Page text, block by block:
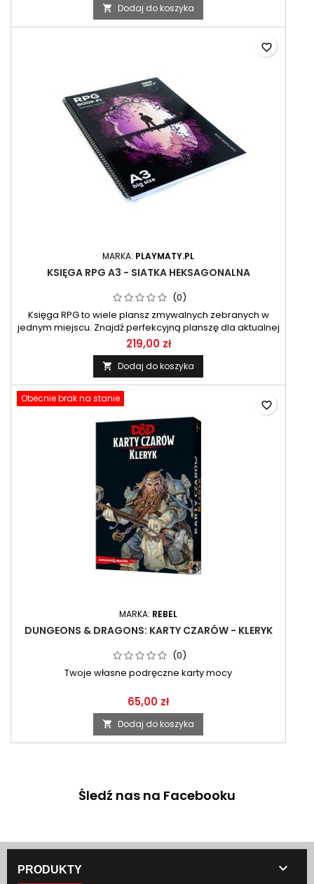
 Dodaj do koszyka
MARKA: PLAYMATY.PL
KSIĘGA RPG A3 - SIATKA HEKSAGONALNA
(0)
Księga RPG to wiele plansz zmywalnych zebranych w
jednym miejscu. Znajdź perfekcyjną planszę dla aktualnej
sceny Twojej drużyny i dajcie się ponieść wyobraźni.
219,00 zł
 Dodaj do koszyka
favorite_border
Obecnie brak na stanie
MARKA: REBEL
DUNGEONS & DRAGONS: KARTY CZARÓW - KLERYK
(0)
Twoje własne podręczne karty mocy
65,00 zł
 Dodaj do koszyka
favorite_border
Śledź nas na Facebooku
PRODUKTY 